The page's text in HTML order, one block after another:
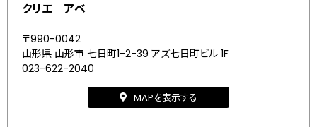
クリエ アベ
〒990-0042
山形県 山形市 七日町1-2-39 アズ七日町ビル 1F
023-622-2040
MAPを表示する